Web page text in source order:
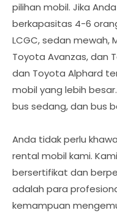
pilihan mobil. Jika
berkapasitas 4-6
LCGC, sedan mewah,
Toyota Avanzas, dan
dan Toyota Alphard
mobil yang lebih
bus sedang, dan bus
Anda tidak perlu
rental mobil kami.
bersertifikat dan
adalah para
kemampuan